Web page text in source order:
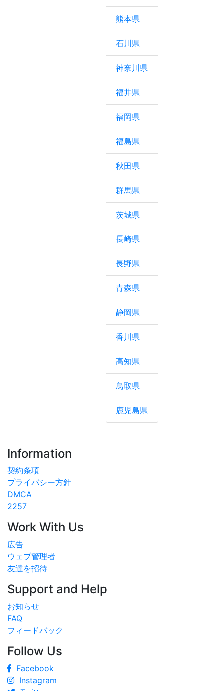
熊本県
石川県
神奈川県
福井県
福岡県
福島県
秋田県
群馬県
茨城県
長崎県
長野県
青森県
静岡県
香川県
高知県
鳥取県
鹿児島県
Information
契約条項
プライバシー方針
DMCA
2257
Work With Us
広告
ウェブ管理者
友達を招待
Support and Help
お知らせ
FAQ
フィードバック
Follow Us
Facebook
Instagram